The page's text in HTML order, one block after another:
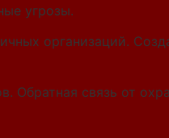
угрозы.
организаций.
Обратная связь от